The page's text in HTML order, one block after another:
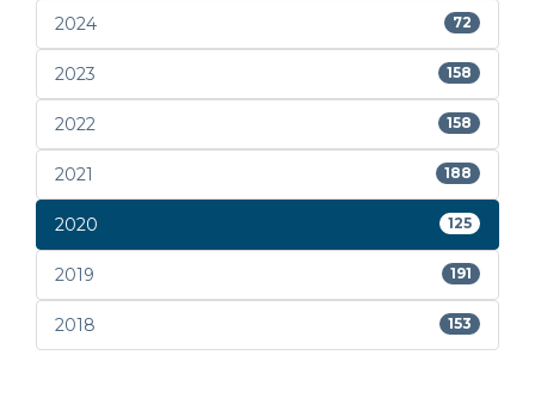
2024 72
2023 158
2022 158
2021 188
2020 125
2019 191
2018 153